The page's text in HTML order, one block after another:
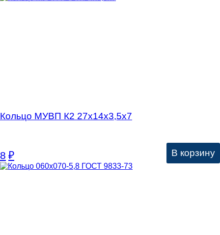
Кольцо МУВП К2 27х14х3,5х7
8 ₽ В корзину